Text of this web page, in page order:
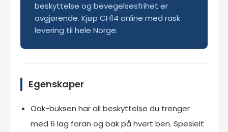
beskyttelse og bevegelsesfrihet er
avgjørende. Kjøp CH14 online med rask
levering til hele Norge.
Egenskaper
Oak-buksen har all beskyttelse du trenger
med 6 lag foran og bak på hvert ben. Spesielt